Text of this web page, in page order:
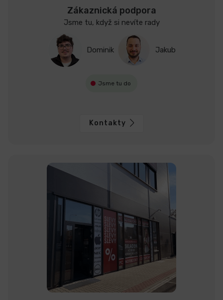
Zákaznická podpora
Jsme tu, když si nevíte rady
Dominik Jakub
Jsme tu do
Kontakty